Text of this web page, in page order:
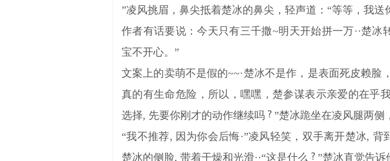
”凌风挑眉，鼻尖抵着楚冰的鼻尖，轻声道：“等等，我送
作者有话要说：今天只有三千撒~明天开始拼一万··楚冰
宝不开心。”
文案上的卖萌不是假的~~·楚冰不是作，是表面死皮赖
真的有生命危险，所以，嘿嘿，楚参谋表示亲爱的在乎
选择, 先要你刚才的动作继续吗
”楚冰跪坐在凌风腿两侧
“我不推荐, 因为你会后悔·”凌风轻笑，双手离开楚冰,
楚冰的侧脸, 带着干燥和光滑··“这是什么
”楚冰直觉告诉